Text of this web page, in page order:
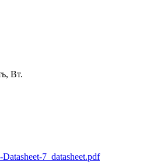
Вт.
7_datasheet.pdf